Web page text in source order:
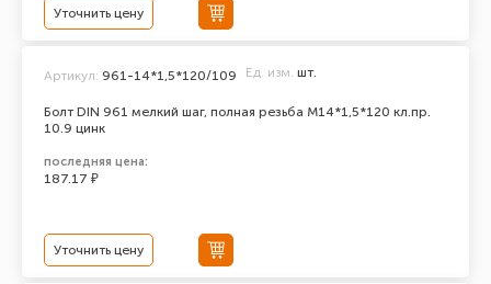
Уточнить цену
Болт DIN 961 мелкий шаг, полная резьба M14*1,5*120 кл.пр.
10.9 цинк
Артикул: 961-14*1,5*120/109 Ед. изм. шт.
последняя цена:
187.17 ₽
Уточнить цену